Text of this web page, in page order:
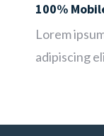
100%
Lorem
adipiscing